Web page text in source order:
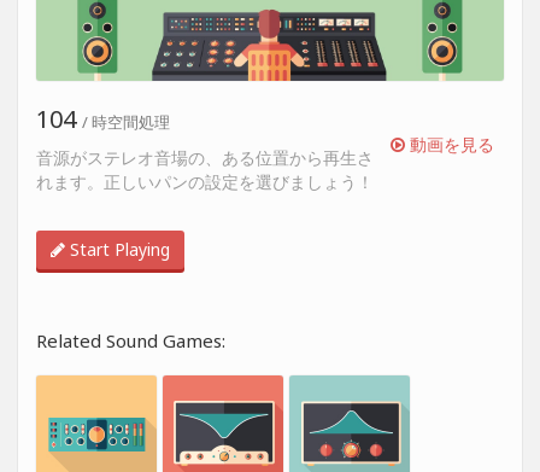
動画を見る
104 / 時空間処理
音源がステレオ音場の、ある位置から再生さ
れます。正しいパンの設定を選びましょう！
Start Playing
Related Sound Games: